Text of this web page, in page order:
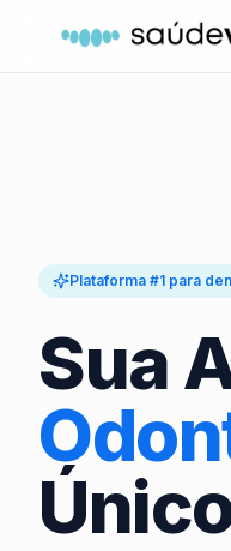
Plataforma #1 para
Sua